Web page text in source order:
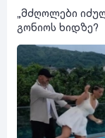
„მძღოლები
გონიოს ხიდზე?